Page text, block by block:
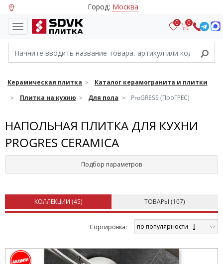
Город: Москва
0 0
Керамическая плитка
Каталог керамогранита и плитки
Плитка на кухню
Для пола ProGRESS (ПроГРЕС)
НАПОЛЬНАЯ ПЛИТКА ДЛЯ КУХНИ
PROGRES CERAMICA
Подбор параметров
КОЛЛЕКЦИИ (45) ТОВАРЫ (107)
Cортировка: по популярности